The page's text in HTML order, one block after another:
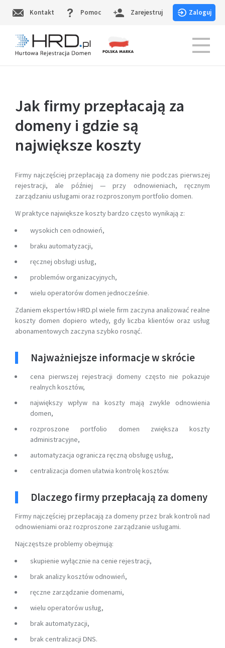
Kontakt Pomoc Zarejestruj Zaloguj
HRD.pl – Hurtowa Rejestracja Domen
Jak firmy przepłacają za
domeny i gdzie są
największe koszty
Firmy najczęściej przepłacają za domeny nie podczas pierwszej
rejestracji, ale później — przy odnowieniach, ręcznym
zarządzaniu usługami oraz rozproszonym portfolio domen.
W praktyce największe koszty bardzo często wynikają z:
wysokich cen odnowień,
braku automatyzacji,
ręcznej obsługi usług,
problemów organizacyjnych,
wielu operatorów domen jednocześnie.
Zdaniem ekspertów HRD.pl wiele firm zaczyna analizować realne
koszty domen dopiero wtedy, gdy liczba klientów oraz usług
abonamentowych zaczyna szybko rosnąć.
Najważniejsze informacje w skrócie
cena pierwszej rejestracji domeny często nie pokazuje
realnych kosztów,
największy wpływ na koszty mają zwykle odnowienia
domen,
rozproszone portfolio domen zwiększa koszty
administracyjne,
automatyzacja ogranicza ręczną obsługę usług,
centralizacja domen ułatwia kontrolę kosztów.
Dlaczego firmy przepłacają za domeny
Firmy najczęściej przepłacają za domeny przez brak kontroli nad
odnowieniami oraz rozproszone zarządzanie usługami.
Najczęstsze problemy obejmują:
skupienie wyłącznie na cenie rejestracji,
brak analizy kosztów odnowień,
ręczne zarządzanie domenami,
wielu operatorów usług,
brak automatyzacji,
brak centralizacji DNS.